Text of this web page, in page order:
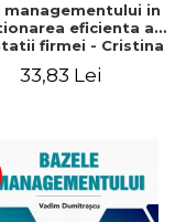
managementului in
eficienta a
firmei - Cristina
Nastase, Mihaela-
33,83 Lei